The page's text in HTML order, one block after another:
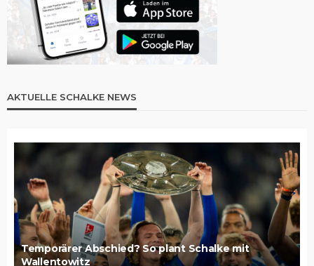
AKTUELLE SCHALKE NEWS
Temporärer Abschied? So plant Schalke mit
Wallentowitz